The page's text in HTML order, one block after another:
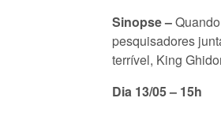
Sinopse –
pesquisadores
terrível, King
Dia 13/05 – 15h